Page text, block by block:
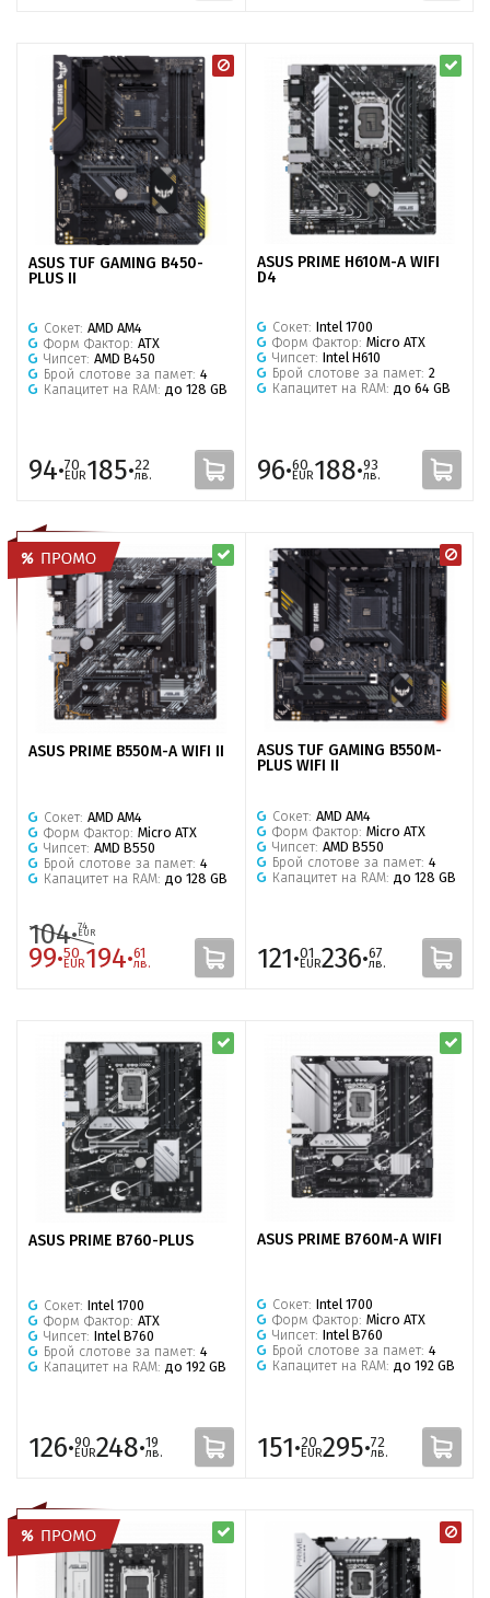
ASUS TUF GAMING B450-
PLUS II
Сокет: AMD AM4
Форм Фактор: ATX
Чипсет: AMD B450
Брой слотове за памет: 4
Капацитет на RAM: до 128 GB
94·70
EUR185·22
лв.
ASUS PRIME H610M-A WIFI
D4
Сокет: Intel 1700
Форм Фактор: Micro ATX
Чипсет: Intel H610
Брой слотове за памет: 2
Капацитет на RAM: до 64 GB
96·60
EUR188·93
лв.
ASUS PRIME B550M-A WIFI II
Сокет: AMD AM4
Форм Фактор: Micro ATX
Чипсет: AMD B550
Брой слотове за памет: 4
Капацитет на RAM: до 128 GB
104·74
EUR
99·50
EUR194·61
лв.
ASUS TUF GAMING B550M-
PLUS WIFI II
Сокет: AMD AM4
Форм Фактор: Micro ATX
Чипсет: AMD B550
Брой слотове за памет: 4
Капацитет на RAM: до 128 GB
121·01
EUR236·67
лв.
ASUS PRIME B760-PLUS
Сокет: Intel 1700
Форм Фактор: ATX
Чипсет: Intel B760
Брой слотове за памет: 4
Капацитет на RAM: до 192 GB
126·90
EUR248·19
лв.
ASUS PRIME B760M-A WIFI
Сокет: Intel 1700
Форм Фактор: Micro ATX
Чипсет: Intel B760
Брой слотове за памет: 4
Капацитет на RAM: до 192 GB
151·20
EUR295·72
лв.